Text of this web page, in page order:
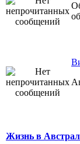
Жизнь в